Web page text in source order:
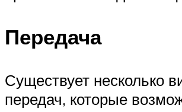
Передача
Существует несколько
передач, которые